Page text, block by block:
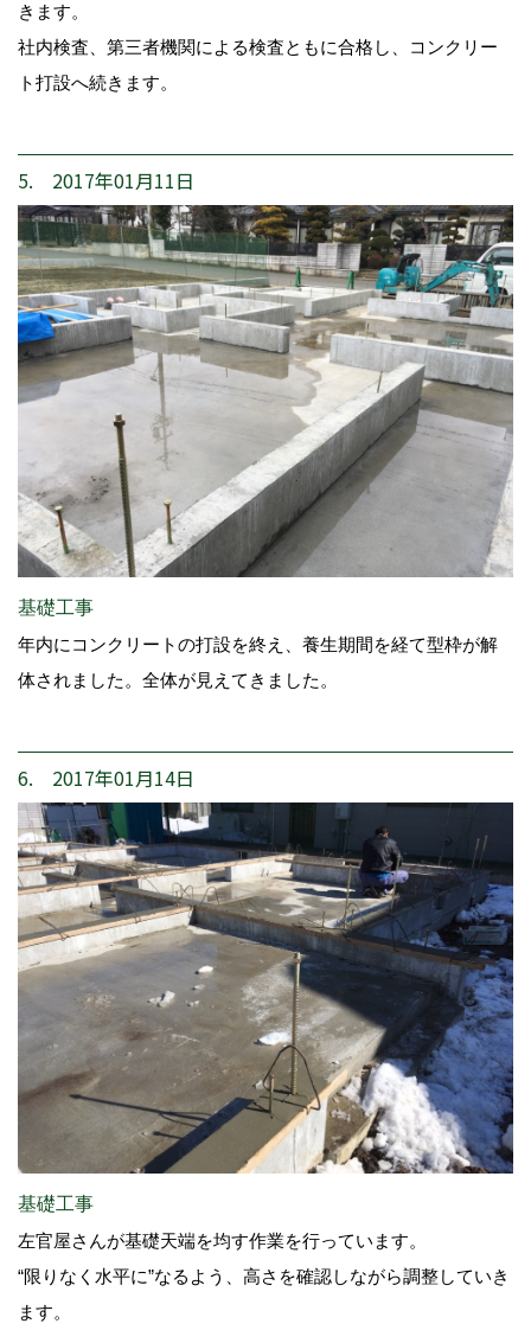
きます。
社内検査、第三者機関による検査ともに合格し、コンクリー
ト打設へ続きます。
5. 2017年01月11日
基礎工事
年内にコンクリートの打設を終え、養生期間を経て型枠が解
体されました。全体が見えてきました。
6. 2017年01月14日
基礎工事
左官屋さんが基礎天端を均す作業を行っています。
“限りなく水平に”なるよう、高さを確認しながら調整していき
ます。